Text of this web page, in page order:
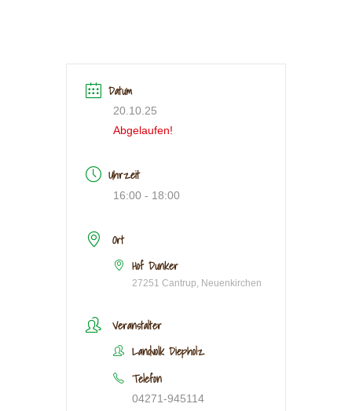
Datum
20.10.25
Abgelaufen!
Uhrzeit
16:00 - 18:00
Ort
Hof Dunker
27251 Cantrup, Neuenkirchen
Veranstalter
Landvolk Diepholz
Telefon
04271-945114